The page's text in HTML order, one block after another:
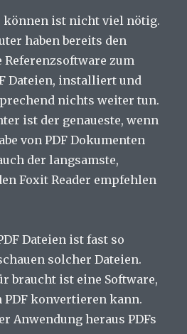
können ist nicht viel nötig.
haben bereits den
Referenzsoftware zum
Dateien, installiert und
nichts weiter tun.
ist der genaueste, wenn
von PDF Dokumenten
der langsamste,
Foxit Reader empfehlen
Dateien ist fast so
solcher Dateien.
braucht ist eine Software,
PDF konvertieren kann.
Anwendung heraus PDFs